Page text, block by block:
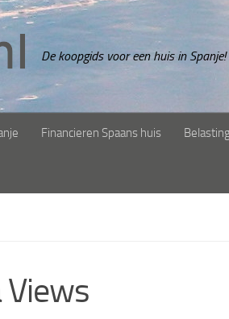
De koopgids voor een huis in Spanje!
Financieren Spaans huis
Views